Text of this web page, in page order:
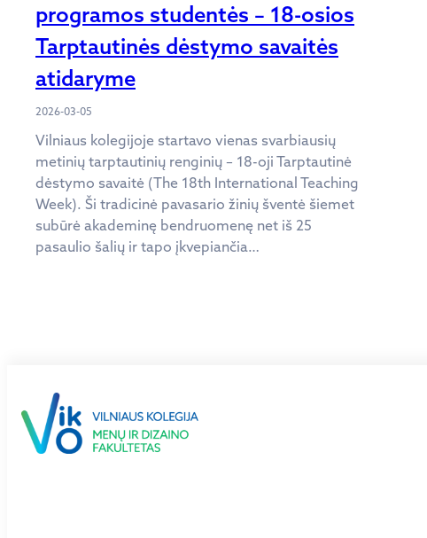
programos studentės – 18-osios
Tarptautinės dėstymo savaitės
atidaryme
2026-03-05
Vilniaus kolegijoje startavo vienas svarbiausių
metinių tarptautinių renginių – 18-oji Tarptautinė
dėstymo savaitė (The 18th International Teaching
Week). Ši tradicinė pavasario žinių šventė šiemet
subūrė akademinę bendruomenę net iš 25
pasaulio šalių ir tapo įkvepiančia…